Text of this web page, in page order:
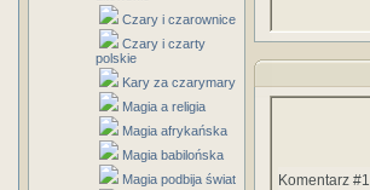
Czary i czarownice
Czary i czarty
polskie
Kary za czarymary
Magia a religia
Magia afrykańska
Magia babilońska
Magia podbija świat
Komentarz #1